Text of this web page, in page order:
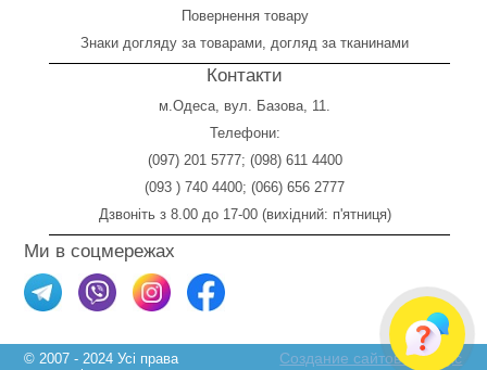
Повернення товару
Знаки догляду за товарами, догляд за тканинами
Контакти
м.Одеса, вул. Базова, 11.
Телефони:
(097) 201 5777; (098) 611 4400
(093 ) 740 4400; (066) 656 2777
Дзвоніть з 8.00 до 17-00 (вихідний: п'ятниця)
Ми в соцмережах
© 2007 - 2024 Усі права
Создание сайтов Skylogic